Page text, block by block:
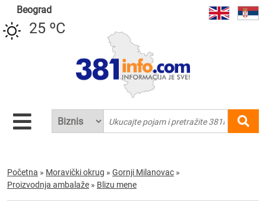
Beograd
25 ºC
Početna » Moravički okrug » Gornji Milanovac »
Proizvodnja ambalaže » Blizu mene